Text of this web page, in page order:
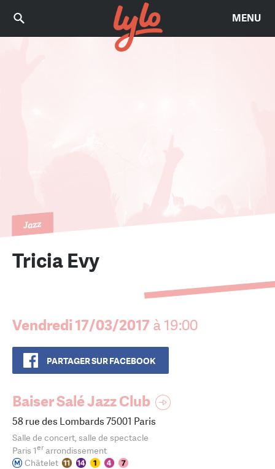
MENU
Jazz
Tricia Evy
Vendredi 17/03/2017 à 19:00
PARTAGER SUR FACEBOOK
Baiser Salé Jazz Club
58 rue des Lombards 75001 Paris
Salle de concert, salle de spectacle
Paris 1erarrondissement
Châtelet